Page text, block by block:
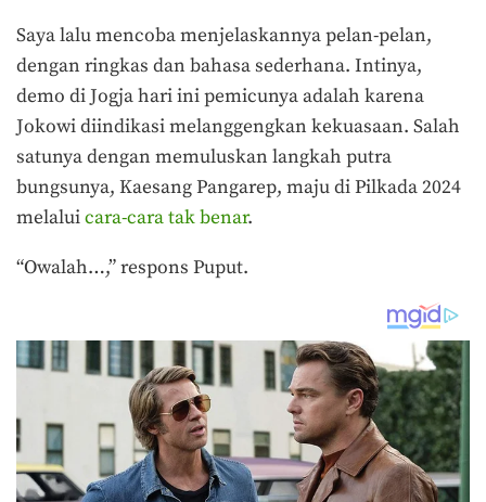
Saya lalu mencoba menjelaskannya pelan-pelan,
dengan ringkas dan bahasa sederhana. Intinya,
demo di Jogja hari ini pemicunya adalah karena
Jokowi diindikasi melanggengkan kekuasaan. Salah
satunya dengan memuluskan langkah putra
bungsunya, Kaesang Pangarep, maju di Pilkada 2024
melaluicara-cara tak benar.
“Owalah…,” respons Puput.